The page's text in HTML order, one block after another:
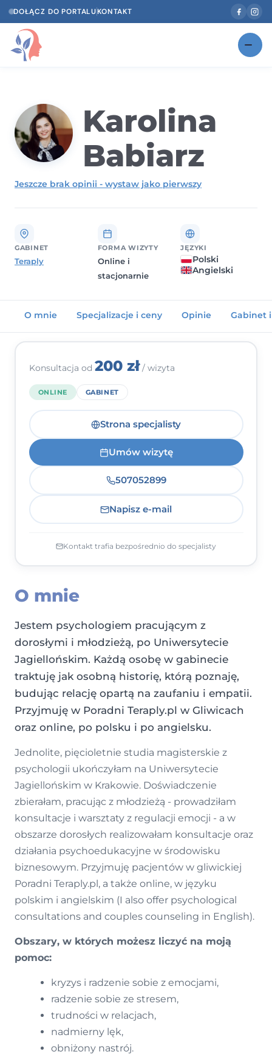
DOŁĄCZ DO PORTALUKONTAKT
GabinetyNOWOŚĆ
Według specjalizacji
Psycholog w Twoim języku
Diagnozy psychologiczne
Dawka wiedzy
Dla specjalistów
Dołącz do portalu
Karolina
Babiarz
Jeszcze brak opinii - wystaw jako pierwszy
GABINET
Teraply
FORMA WIZYTY
Online i
stacjonarnie
JĘZYKI
Polski
Angielski
O mnie Specjalizacje i ceny Opinie Gabinet
O mnie
Jestem psychologiem pracującym z
dorosłymi i młodzieżą, po Uniwersytecie
Jagiellońskim. Każdą osobę w gabinecie
traktuję jak osobną historię, którą poznaję,
budując relację opartą na zaufaniu i empatii.
Przyjmuję w Poradni Teraply.pl w Gliwicach
oraz online, po polsku i po angielsku.
Jednolite, pięcioletnie studia magisterskie z
psychologii ukończyłam na Uniwersytecie
Jagiellońskim w Krakowie. Doświadczenie
zbierałam, pracując z młodzieżą - prowadziłam
konsultacje i warsztaty z regulacji emocji - a w
obszarze dorosłych realizowałam konsultacje oraz
działania psychoedukacyjne w środowisku
biznesowym. Przyjmuję pacjentów w gliwickiej
Poradni Teraply.pl, a także online, w języku
polskim i angielskim (I also offer psychological
consultations and couples counseling in English).
Obszary, w których możesz liczyć na moją
pomoc:
kryzys i radzenie sobie z emocjami,
radzenie sobie ze stresem,
trudności w relacjach,
nadmierny lęk,
obniżony nastrój.
Konsultacja od 200 zł/ wizyta
ONLINE GABINET
Strona specjalisty
Umów wizytę
507052899
Napisz e-mail
Kontakt trafia bezpośrednio do specjalisty